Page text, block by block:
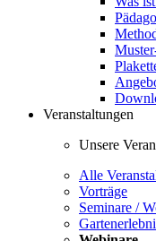
Veranstaltungen
Unsere
Alle
Vorträge
Seminare /